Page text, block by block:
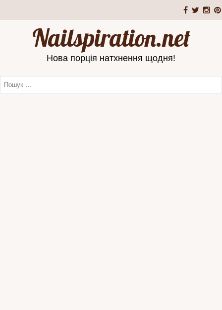
Nailspiration.net
Нова порція натхнення щодня!